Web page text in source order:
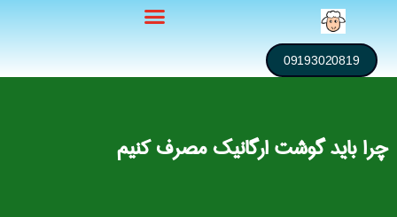
09193020819
چرا باید گوشت ارگانیک مصرف کنیم